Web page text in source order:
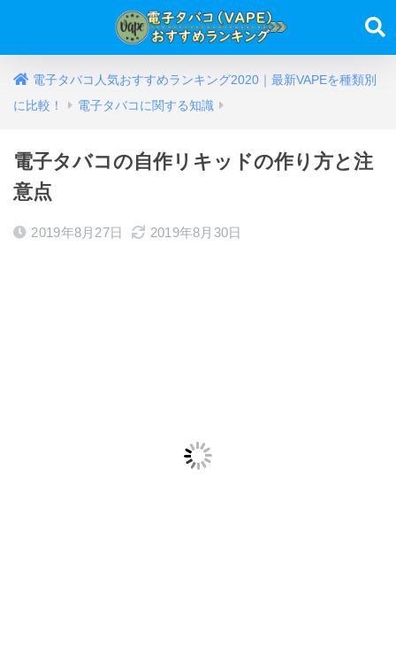
電子タバコ人気おすすめランキング2020｜最新VAPEを種類別
に比較！
電子タバコに関する知識
電子タバコの自作リキッドの作り方と注
意点
2019年8月27日 2019年8月30日